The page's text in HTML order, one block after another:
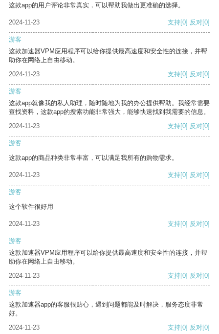
这款app的用户评论非常真实，可以帮助我做出更准确的选择。
2024-11-23 支持[0] 反对[0]
游客
这款加速器VPM应用程序可以给你提供最高速度和安全性的连接，并帮
助你在网络上自由移动。
2024-11-23
支持[0] 反对[0]
游客
这款app就像我的私人助理，随时随地为我的办公提供帮助。我经常需要
查找资料，这款app的搜索功能非常强大，能够快速找到我需要的信息。
2024-11-23
支持[0] 反对[0]
游客
这款app的商品种类非常丰富，可以满足我所有的购物需求。
2024-11-23 支持[0] 反对[0]
游客
这个软件很好用
2024-11-23 支持[0] 反对[0]
游客
这款加速器VPM应用程序可以给你提供最高速度和安全性的连接，并帮
助你在网络上自由移动。
2024-11-23
支持[0] 反对[0]
游客
这款加速器app的客服很贴心，遇到问题都能及时解决，服务态度非常
好。
2024-11-23
支持[0] 反对[0]